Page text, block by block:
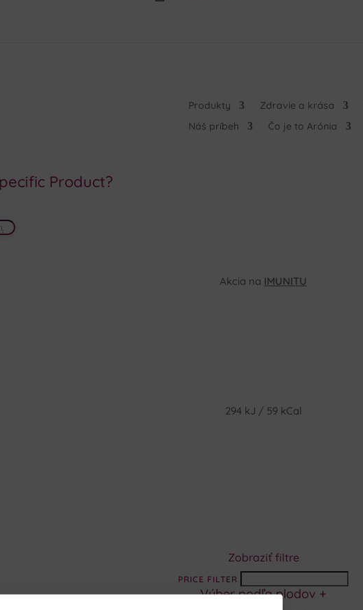
Produkty Zdravie a krása
Náš príbeh
Čo je to Arónia
Product?
Akcia na IMUNITU
294 kJ / 59 kCal
Zobraziť filtre
PRICE FILTER
Výber podľa plodov +